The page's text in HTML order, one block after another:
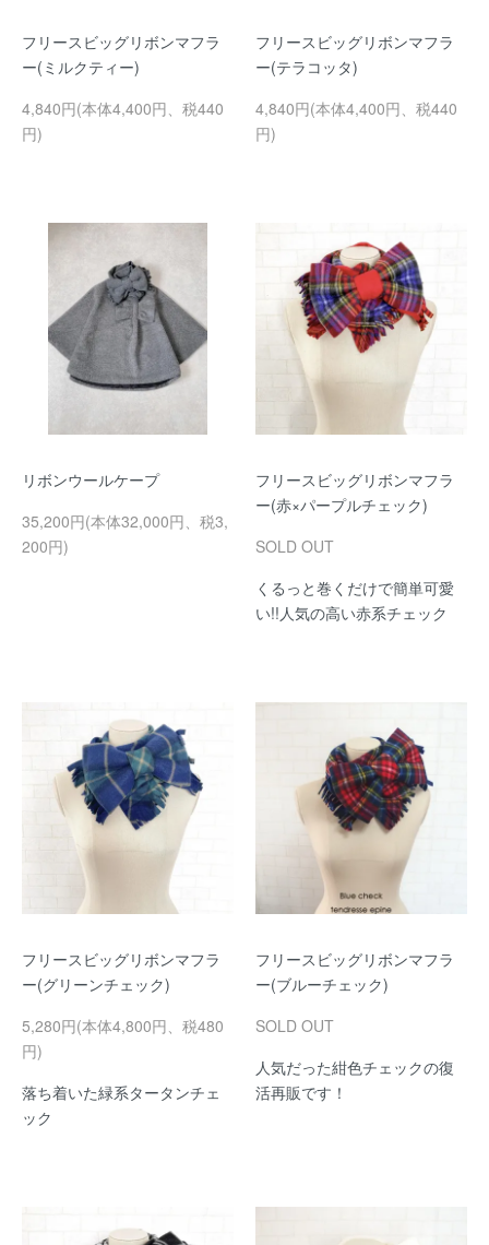
フリースビッグリボンマフラ
ー(ミルクティー)
4,840円(本体4,400円、税440
円)
フリースビッグリボンマフラ
ー(テラコッタ)
4,840円(本体4,400円、税440
円)
リボンウールケープ
35,200円(本体32,000円、税3,
200円)
フリースビッグリボンマフラ
ー(赤×パープルチェック)
SOLD OUT
くるっと巻くだけで簡単可愛
い!!人気の高い赤系チェック
フリースビッグリボンマフラ
ー(グリーンチェック)
5,280円(本体4,800円、税480
円)
落ち着いた緑系タータンチェ
ック
フリースビッグリボンマフラ
ー(ブルーチェック)
SOLD OUT
人気だった紺色チェックの復
活再販です！